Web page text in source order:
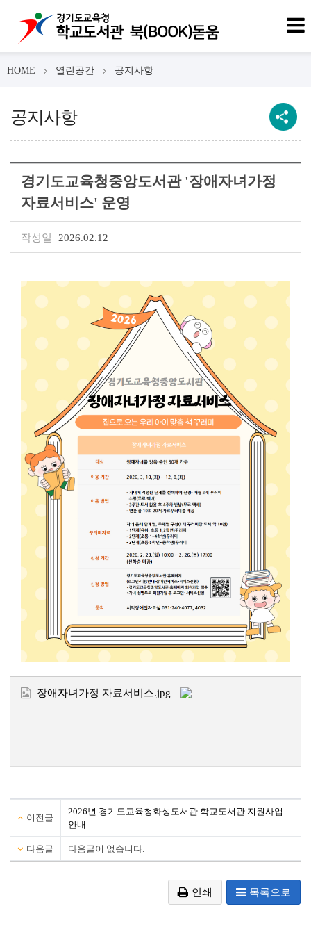
HOME 열린공간 공지사항
공지사항
경기도교육청중앙도서관 '장애자녀가정
자료서비스' 운영
작성일 2026.02.12
장애자녀가정 자료서비스.jpg
이전글
2026년 경기도교육청화성도서관 학교도서관 지원사업
안내
다음글 다음글이 없습니다.
인쇄 목록으로